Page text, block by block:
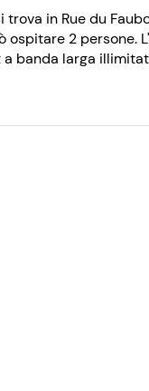
in Rue du
ospitare 2 persone.
banda larga